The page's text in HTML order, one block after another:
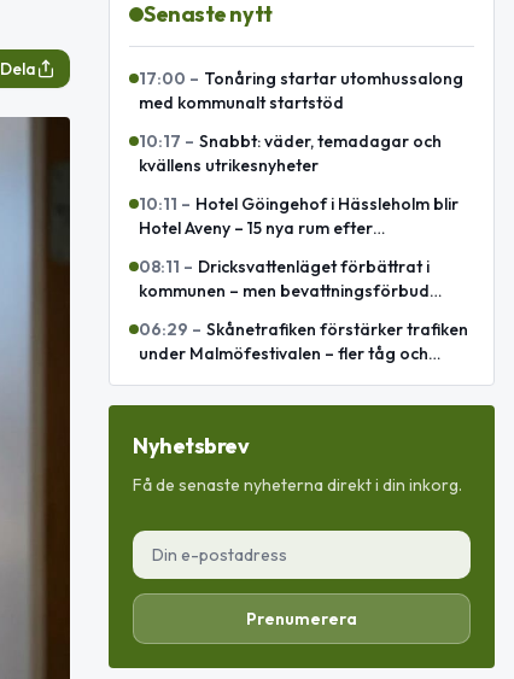
Dela
Senaste nytt
17:00 – Tonåring startar utomhussalong
med kommunalt startstöd
10:17 – Snabbt: väder, temadagar och
kvällens utrikesnyheter
10:11 – Hotel Göingehof i Hässleholm blir
Hotel Aveny – 15 nya rum efter
08:11 – Dricksvattenläget förbättrat i
kommunen – men bevattningsförbud
06:29 – Skånetrafiken förstärker trafiken
under Malmöfestivalen – fler tåg och
Nyhetsbrev
Få de senaste nyheterna direkt i din inkorg.
Prenumerera